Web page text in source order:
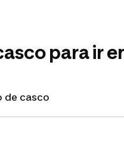
para ir
de casco